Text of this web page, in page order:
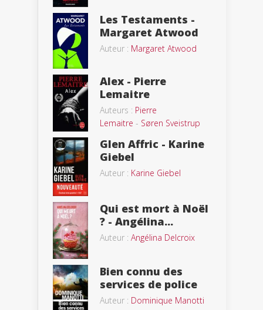
Les Testaments -
Margaret Atwood
Auteur : Margaret Atwood
Alex - Pierre
Lemaitre
Auteurs : Pierre
Lemaitre - Søren Sveistrup
Glen Affric - Karine
Giebel
Auteur : Karine Giebel
Qui est mort à Noël
? - Angélina...
Auteur : Angélina Delcroix
Bien connu des
services de police
Auteur : Dominique Manotti